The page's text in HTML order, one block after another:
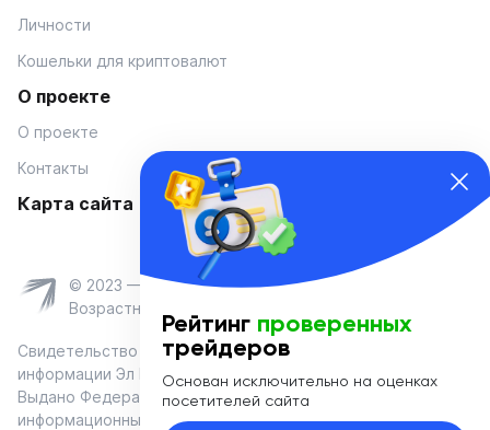
Личности
Кошельки для криптовалют
О проекте
О проекте
Контакты
Карта сайта
© 2023 — Coinmania
Возрастное ограничение 16+
Свидетельство о регистрации средства массовой
информации Эл № ФС 77-74908 от «25» января 2019 г.
Выдано Федеральной службой по надзору в сфере связи,
информационных технологий и массовых коммуникаций
Рейтинг проверенных
трейдеров
Основан исключительно на оценках
посетителей сайта